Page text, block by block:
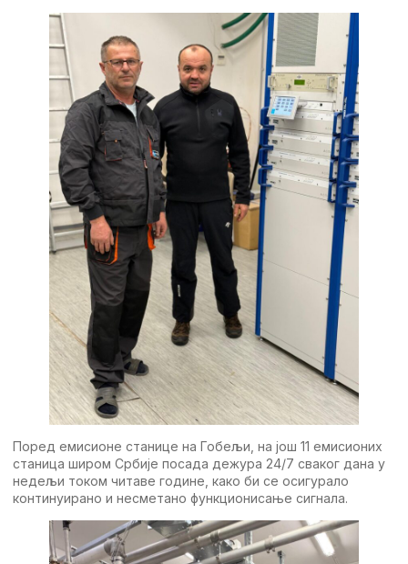
Поред емисионе станице на Гобељи, на још 11 емисионих
станица широм Србије посада дежура 24/7 сваког дана у
недељи током читаве године, како би се осигурало
континуирано и несметано функционисање сигнала.